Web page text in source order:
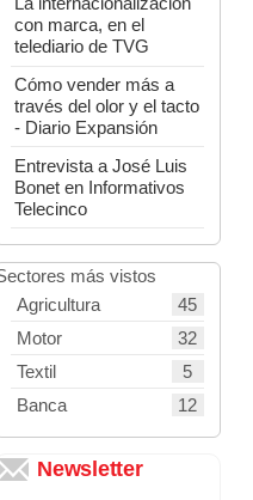
con marca, en el
telediario de TVG
Cómo vender más a
través del olor y el tacto
- Diario Expansión
Entrevista a José Luis
Bonet en Informativos
Telecinco
más vistos
Agricultura
45
Motor
32
Textil
5
Banca
12
Newsletter